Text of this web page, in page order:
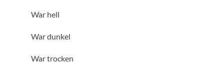
War hell
War dunkel
War trocken